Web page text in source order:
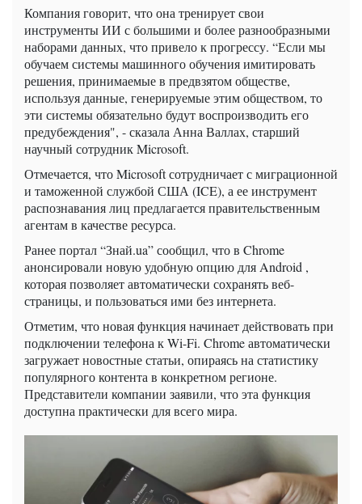
Компания говорит, что она тренирует свои
инструменты ИИ с большими и более разнообразными
наборами данных, что привело к прогрессу. “Если мы
обучаем системы машинного обучения имитировать
решения, принимаемые в предвзятом обществе,
используя данные, генерируемые этим обществом, то
эти системы обязательно будут воспроизводить его
предубеждения", - сказала Анна Валлах, старший
научный сотрудник Microsoft.
Отмечается, что Microsoft сотрудничает с миграционной
и таможенной службой США (ICE), а ее инструмент
распознавания лиц предлагается правительственным
агентам в качестве ресурса.
Ранее портал “Знай.ua” сообщил, что в Chrome
анонсировали новую удобную опцию для Android ,
которая позволяет автоматически сохранять веб-
страницы, и пользоваться ими без интернета.
Отметим, что новая функция начинает действовать при
подключении телефона к Wi-Fi. Chrome автоматически
загружает новостные статьи, опираясь на статистику
популярного контента в конкретном регионе.
Представители компании заявили, что эта функция
доступна практически для всего мира.